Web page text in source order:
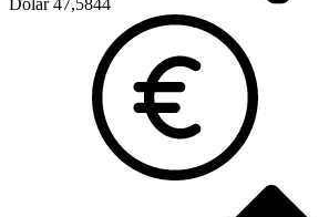
Dolar 47,5844